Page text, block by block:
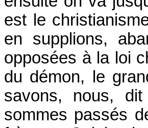
est le
en supplions,
opposées à la loi
du démon, le
savons, nous,
sommes passés